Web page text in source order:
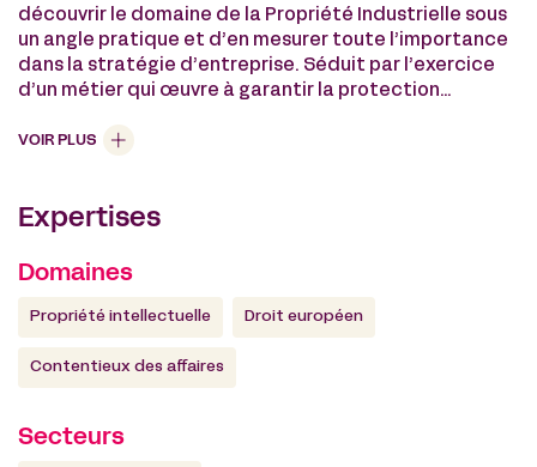
découvrir le domaine de la Propriété Industrielle sous
un angle pratique et d’en mesurer toute l’importance
dans la stratégie d’entreprise. Séduit par l’exercice
d’un métier qui œuvre à garantir la protection
en se formant et travaillant dans plusieurs cabinets
Gaulle Fleurance.
assister les clients du cabinet dans l’obtention des
ainsi que dans la défense de leurs intérêts en
notamment dans le cadre des procédures
Son activité porte aussi sur la réalisation de Due
VOIR PLUS
Expertises
Domaines
Propriété intellectuelle Droit européen
Contentieux des affaires
Secteurs